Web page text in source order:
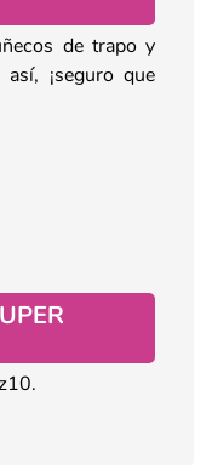
de trapo y
¡seguro que